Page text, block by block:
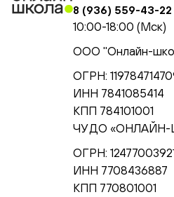
8 (936) 559-43-22
10:00-18:00 (Мск)
ООО "Онлайн-
ОГРН:
ИНН 7841085414
КПП 784101001
ЧУ ДО
ОГРН:
ИНН 7708436887
КПП 770801001